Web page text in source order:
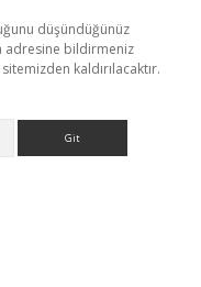
düşündüğünüz
adresine bildirmeniz
kaldırılacaktır.